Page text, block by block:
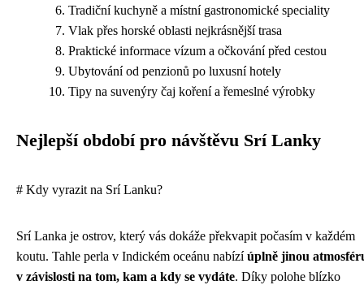
Tradiční kuchyně a místní gastronomické speciality
Vlak přes horské oblasti nejkrásnější trasa
Praktické informace vízum a očkování před cestou
Ubytování od penzionů po luxusní hotely
Tipy na suvenýry čaj koření a řemeslné výrobky
Nejlepší období pro návštěvu Srí Lanky
# Kdy vyrazit na Srí Lanku?
Srí Lanka je ostrov, který vás dokáže překvapit počasím v každém
koutu. Tahle perla v Indickém oceánu nabízíúplně jinou
v závislosti na tom, kam a kdy se vydáte. Díky polohe blízko